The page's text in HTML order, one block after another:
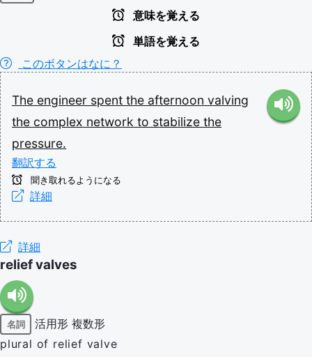
意味を覚える
単語を覚える
このボタンはなに？
The engineer spent the afternoon valving
the complex network to stabilize the
pressure.
翻訳する
聞き取れるようになる
詳細
詳細
relief valves
名詞 活用形 複数形
plural of relief valve